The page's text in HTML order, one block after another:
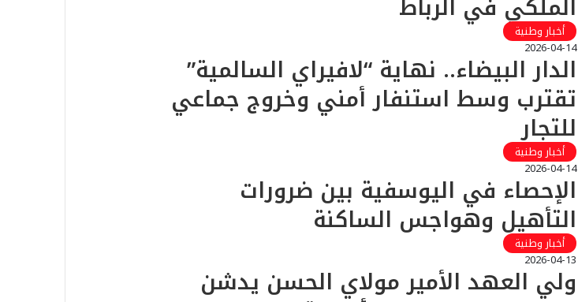
أخبار وطنية
2026-04-14
الدار البيضاء.. نهاية “لافيراي السالمية”
تقترب وسط استنفار أمني وخروج جماعي
للتجار
أخبار وطنية
2026-04-14
الإحصاء في اليوسفية بين ضرورات
التأهيل وهواجس الساكنة
أخبار وطنية
2026-04-13
ولي العهد الأمير مولاي الحسن يدشن